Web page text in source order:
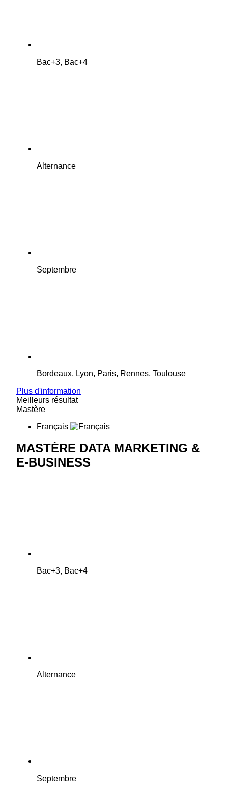
Bac+3, Bac+4
Alternance
Septembre
Bordeaux, Lyon, Paris, Rennes, Toulouse
Plus d'information
Meilleurs résultat
Mastère
Français
MASTÈRE DATA MARKETING &
E-BUSINESS
Bac+3, Bac+4
Alternance
Septembre